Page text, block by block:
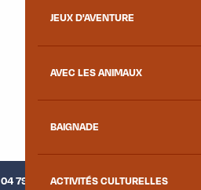
JEUX D'AVENTURE
AVEC LES ANIMAUX
BAIGNADE
ACTIVITÉS CULTURELLES
04 79 56 32▒▒